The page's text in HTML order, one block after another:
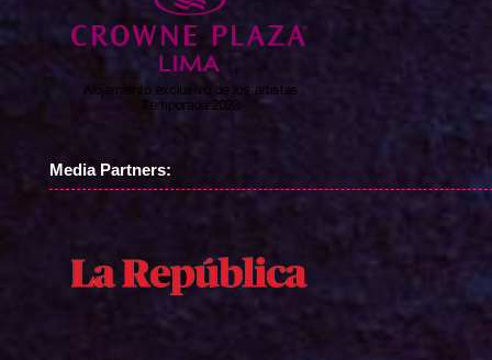
Media Partners: